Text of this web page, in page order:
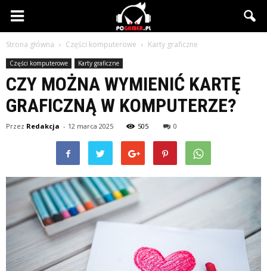
PCgamer.pl
Strona główna Części komputerowe Karty graficzne
Części komputerowe Karty graficzne
CZY MOŻNA WYMIENIĆ KARTĘ
GRAFICZNĄ W KOMPUTERZE?
Przez Redakcja - 12 marca 2025 505 0